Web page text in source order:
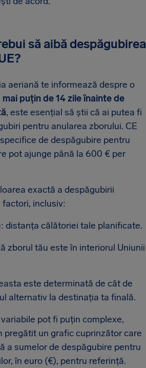
să aibă despăgubirea
aeriană te informează despre o
mai puțin de 14 zile înainte de
, este esențial să știi că ai putea fi
pentru anularea zborului. CE
de despăgubire pentru
pot ajunge până la 600 € per
exactă a despăgubirii
inclusiv:
distanța călătoriei tale planificate.
zborul tău este în interiorul Uniunii
este determinată de cât de
alternativ la destinația ta finală.
pot fi puțin complexe,
pregătit un grafic cuprinzător care
a sumelor de despăgubire pentru
în euro (€), pentru referință.